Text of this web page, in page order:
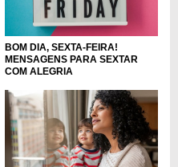
BOM DIA, SEXTA-FEIRA!
MENSAGENS PARA SEXTAR
COM ALEGRIA